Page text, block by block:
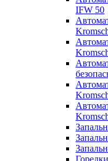
IFW 50
Горелки